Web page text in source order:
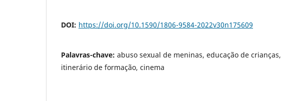
DOI: https://doi.org/10.1590/1806-9584-2022v30n175609
Palavras-chave: abuso sexual de meninas, educação de crianças,
itinerário de formação, cinema